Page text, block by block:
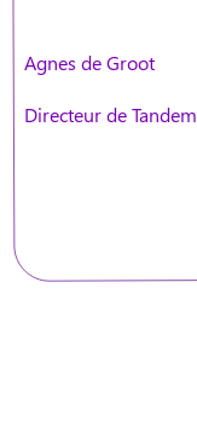
Agnes de Groot
Directeur de Tandem